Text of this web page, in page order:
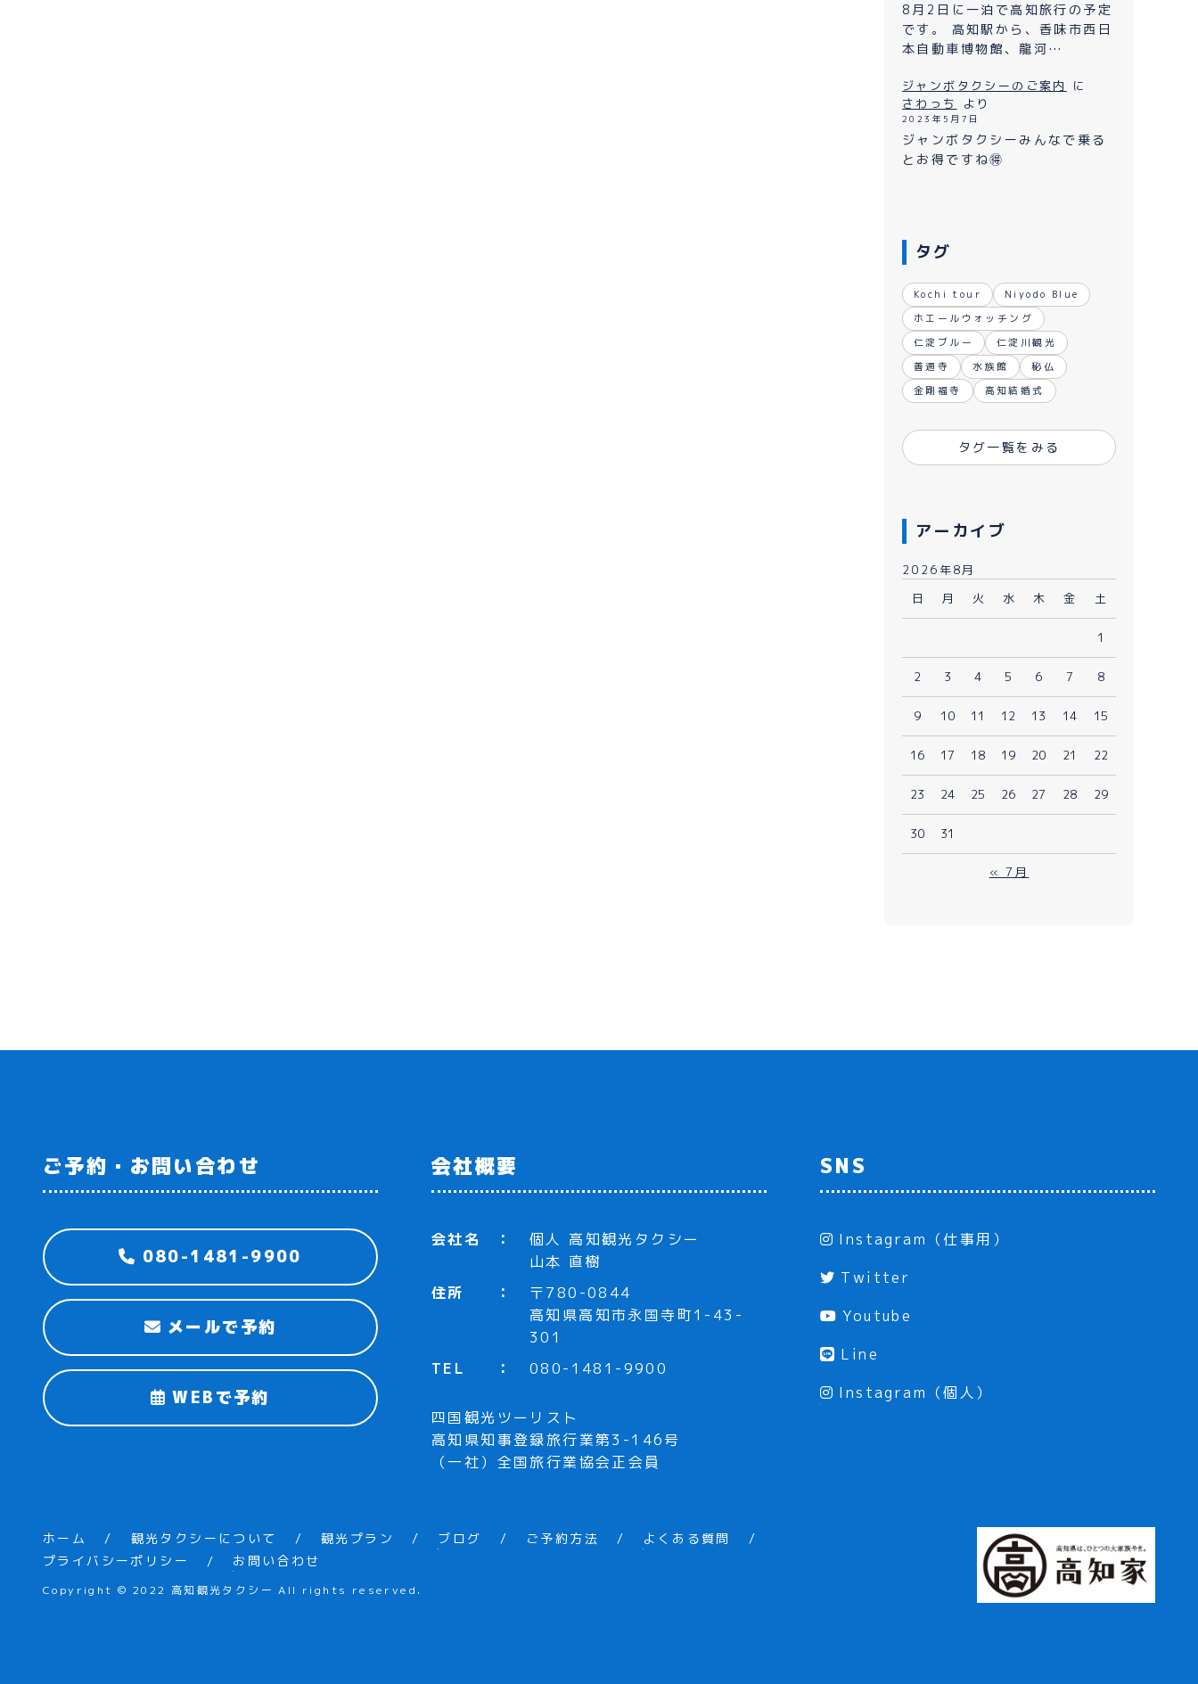
プライバシーポリシー
お問い合わせ
080-1481-9900
メールで予約 WEBで予約
8月2日に一泊で高知旅行の予定
です。 高知駅から、香味市西日
本自動車博物館、龍河…
ジャンボタクシーのご案内
に
さわっち
より
2023年5月7日
ジャンボタクシーみんなで乗る
とお得ですね🉐
タグ
Kochi tour
Niyodo Blue
ホエールウォッチング
仁淀ブルー
仁淀川観光
善通寺
水族館
秘仏
金剛福寺
高知結婚式
タグ一覧をみる
アーカイブ
2026年8月
日
月 火 水 木 金 土
1
2 3 4 5 6 7 8
9 10 11 12 13 14 15
16 17 18 19 20 21 22
23 24 25 26 27 28 29
30 31
« 7月
ご予約・お問い合わせ
080-1481-9900
メールで予約
WEBで予約
会社概要
会社名
個人 高知観光タクシー
山本 直樹
住所
〒780-0844
高知県高知市永国寺町1-43-
301
TEL
080-1481-9900
四国観光ツーリスト
高知県知事登録旅行業第3-146号
（一社）全国旅行業協会正会員
SNS
Instagram（仕事用）
Twitter
Youtube
Line
Instagram（個人）
ホーム 観光タクシーについて 観光プラン ブログ ご予約方法
よくある質問
プライバシーポリシー
お問い合わせ
Copyright © 2022 高知観光タクシー All rights reserved.